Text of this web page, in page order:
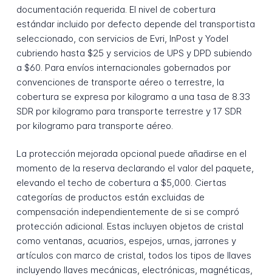
documentación requerida. El nivel de cobertura
estándar incluido por defecto depende del transportista
seleccionado, con servicios de Evri, InPost y Yodel
cubriendo hasta $25 y servicios de UPS y DPD subiendo
a $60. Para envíos internacionales gobernados por
convenciones de transporte aéreo o terrestre, la
cobertura se expresa por kilogramo a una tasa de 8.33
SDR por kilogramo para transporte terrestre y 17 SDR
por kilogramo para transporte aéreo.
La protección mejorada opcional puede añadirse en el
momento de la reserva declarando el valor del paquete,
elevando el techo de cobertura a $5,000. Ciertas
categorías de productos están excluidas de
compensación independientemente de si se compró
protección adicional. Estas incluyen objetos de cristal
como ventanas, acuarios, espejos, urnas, jarrones y
artículos con marco de cristal, todos los tipos de llaves
incluyendo llaves mecánicas, electrónicas, magnéticas,